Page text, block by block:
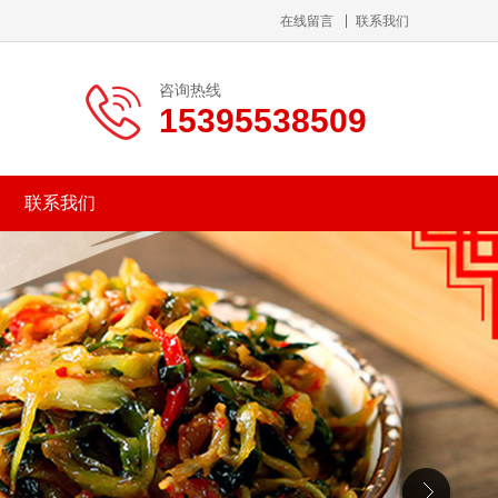
在线留言 联系我们
咨询热线
15395538509
联系我们